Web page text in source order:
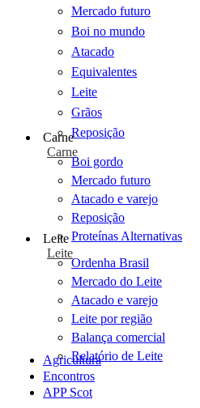
Mercado futuro
Boi no mundo
Atacado
Equivalentes
Leite
Grãos
Reposição
Carne
Carne
Boi gordo
Mercado futuro
Atacado e varejo
Reposição
Proteínas Alternativas
Leite
Leite
Ordenha Brasil
Mercado do Leite
Atacado e varejo
Leite por região
Balança comercial
Relatório de Leite
Agricultura
Encontros
APP Scot